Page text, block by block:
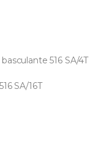
516 SA/4T
SA/16T